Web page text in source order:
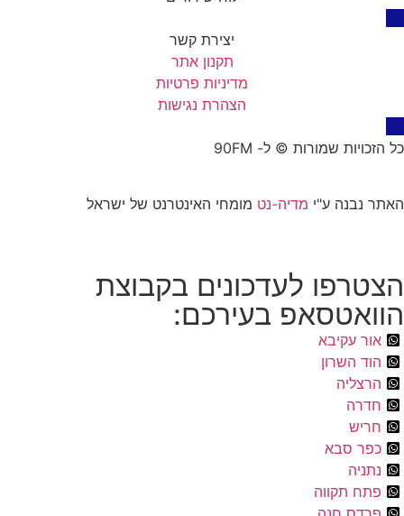
יצירת קשר
תקנון אתר
מדיניות פרטיות
הצהרת נגישות
כל הזכויות שמורות © ל- 90FM
האתר נבנה ע"י מדיה-נט מומחי האינטרנט של ישראל
הצטרפו לעדכונים בקבוצת
הוואטסאפ בעירכם:
אור עקיבא
הוד השרון
הרצליה
חדרה
חריש
כפר סבא
נתניה
פתח תקווה